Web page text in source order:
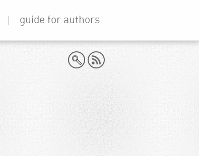
guide for authors